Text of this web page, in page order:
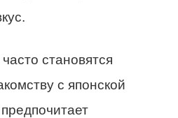
становятся
с японской